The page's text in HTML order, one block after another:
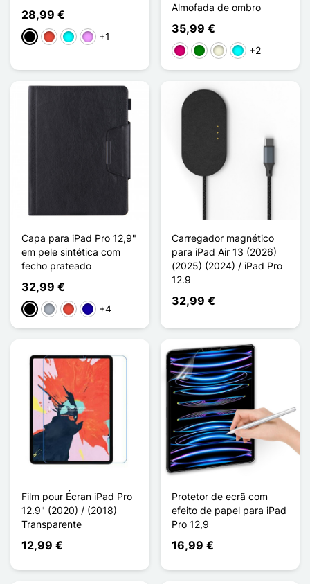
28,99 €
PretoVermelho
CianoVioleta ligeira
+1
Almofada de ombro
35,99 €
Magenta
VerdeBegeCiano
+2
Capa para iPad Pro 12,9"
em pele sintética com
fecho prateado
32,99 €
PretoCinzentoVermelhoAzul Escuro
+4
Carregador magnético
para iPad Air 13 (2026)
(2025) (2024) / iPad Pro
12.9
32,99 €
Film pour Écran iPad Pro
12.9" (2020) / (2018)
Transparente
12,99 €
Protetor de ecrã com
efeito de papel para iPad
Pro 12,9
16,99 €